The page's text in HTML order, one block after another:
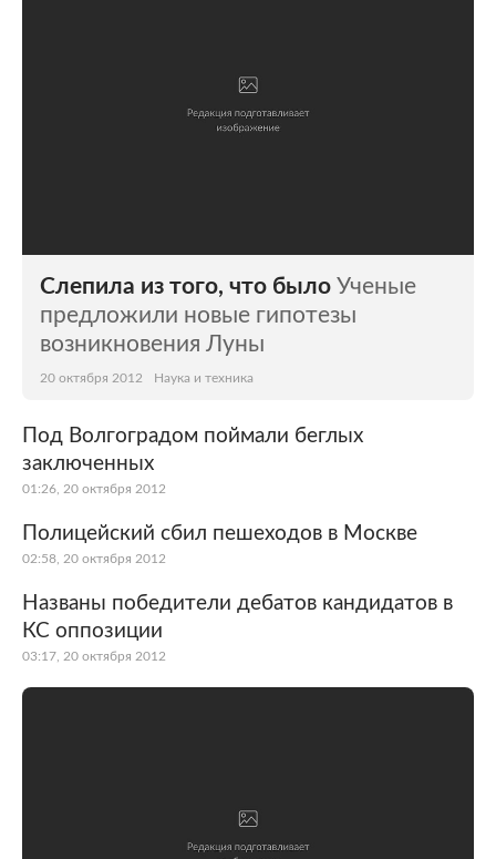
Слепила из того, что было Ученые
предложили новые гипотезы
возникновения Луны
20 октября 2012 Наука и техника
Под Волгоградом поймали беглых
заключенных
01:26, 20 октября 2012
Полицейский сбил пешеходов в Москве
02:58, 20 октября 2012
Названы победители дебатов кандидатов в
КС оппозиции
03:17, 20 октября 2012